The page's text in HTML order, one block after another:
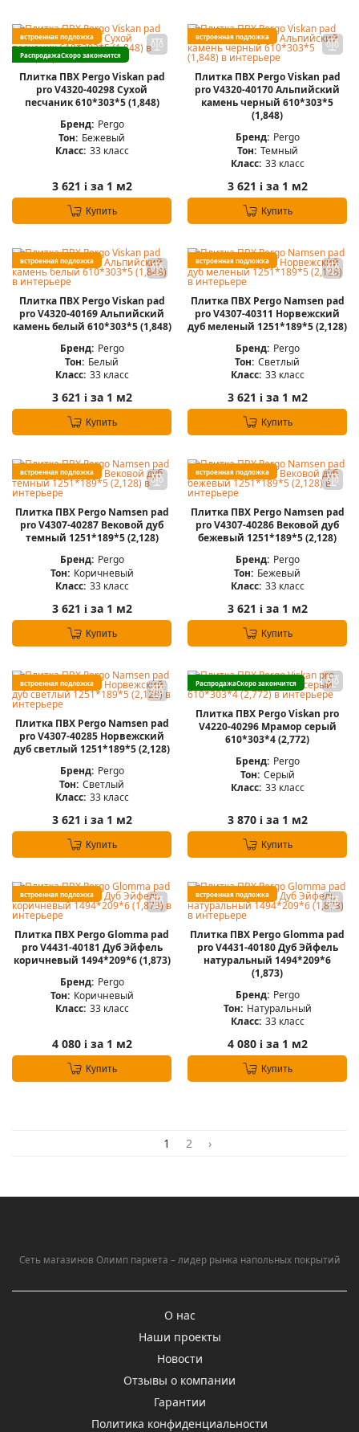
встроенная подложка
РаспродажаСкоро закончится
Плитка ПВХ Pergo Viskan pad
pro V4320-40298 Сухой
песчаник 610*303*5 (1,848)
Бренд: Pergo
Тон: Бежевый
Класс: 33 класс
3 621 iза 1 м2
Купить
встроенная подложка
Плитка ПВХ Pergo Viskan pad
pro V4320-40170 Альпийский
камень черный 610*303*5
(1,848)
Бренд: Pergo
Тон: Темный
Класс: 33 класс
3 621 iза 1 м2
Купить
встроенная подложка
Плитка ПВХ Pergo Viskan pad
pro V4320-40169 Альпийский
камень белый 610*303*5 (1,848)
Бренд: Pergo
Тон: Белый
Класс: 33 класс
3 621 iза 1 м2
Купить
встроенная подложка
Плитка ПВХ Pergo Namsen pad
pro V4307-40311 Норвежский
дуб меленый 1251*189*5 (2,128)
Бренд: Pergo
Тон: Светлый
Класс: 33 класс
3 621 iза 1 м2
Купить
встроенная подложка
Плитка ПВХ Pergo Namsen pad
pro V4307-40287 Вековой дуб
темный 1251*189*5 (2,128)
Бренд: Pergo
Тон: Коричневый
Класс: 33 класс
3 621 iза 1 м2
Купить
встроенная подложка
Плитка ПВХ Pergo Namsen pad
pro V4307-40286 Вековой дуб
бежевый 1251*189*5 (2,128)
Бренд: Pergo
Тон: Бежевый
Класс: 33 класс
3 621 iза 1 м2
Купить
встроенная подложка
Плитка ПВХ Pergo Namsen pad
pro V4307-40285 Норвежский
дуб светлый 1251*189*5 (2,128)
Бренд: Pergo
Тон: Светлый
Класс: 33 класс
3 621 iза 1 м2
Купить
РаспродажаСкоро закончится
Плитка ПВХ Pergo Viskan pro
V4220-40296 Мрамор серый
610*303*4 (2,772)
Бренд: Pergo
Тон: Серый
Класс: 33 класс
3 870 iза 1 м2
Купить
встроенная подложка
Плитка ПВХ Pergo Glomma pad
pro V4431-40181 Дуб Эйфель
коричневый 1494*209*6 (1,873)
Бренд: Pergo
Тон: Коричневый
Класс: 33 класс
4 080 iза 1 м2
Купить
встроенная подложка
Плитка ПВХ Pergo Glomma pad
pro V4431-40180 Дуб Эйфель
натуральный 1494*209*6
(1,873)
Бренд: Pergo
Тон: Натуральный
Класс: 33 класс
4 080 iза 1 м2
Купить
1 2 ›
Сеть магазинов Олимп паркета – лидер рынка напольных покрытий
О нас
Наши проекты
Новости
Отзывы о компании
Гарантии
Политика конфиденциальности